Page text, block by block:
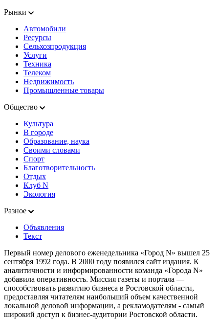
Рынки
Автомобили
Ресурсы
Сельхозпродукция
Услуги
Техника
Телеком
Недвижимость
Промышленные товары
Общество
Культура
В городе
Образование, наука
Своими словами
Спорт
Благотворительность
Отдых
Клуб N
Экология
Разное
Объявления
Текст
Первый номер делового еженедельника «Город N» вышел 25
сентября 1992 года. В 2000 году появился сайт издания. К
аналитичности и информированности команда «Города N»
добавила оперативность. Миссия газеты и портала —
способствовать развитию бизнеса в Ростовской области,
предоставляя читателям наибольший объем качественной
локальной деловой информации, а рекламодателям - самый
широкий доступ к бизнес-аудитории Ростовской области.